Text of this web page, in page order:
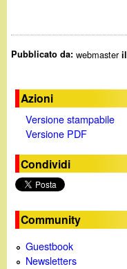
iPubblicato da:webmasteril
Azioni
Versione stampabile
Versione PDF
Condividi
Community
Guestbook
Newsletters